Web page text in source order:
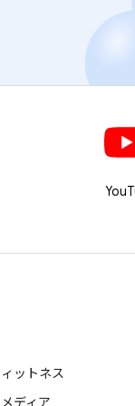
ットネス
ディア